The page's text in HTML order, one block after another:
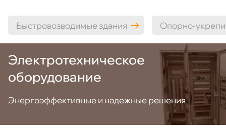
Быстровозводимые здания Опорно-
Электротехническое
оборудование
Энергоэффективные и надежные решения